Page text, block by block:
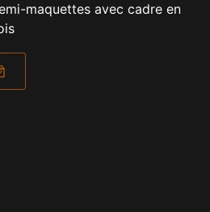
maquettes avec cadre en